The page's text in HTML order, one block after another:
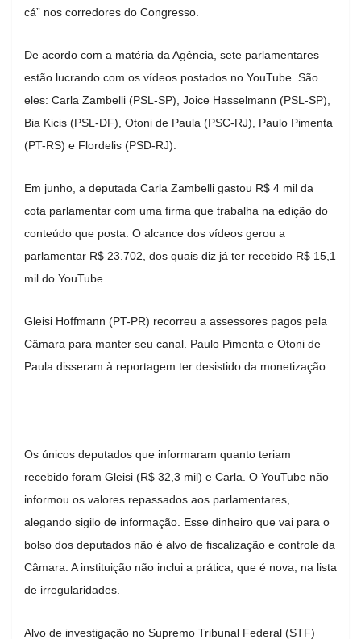
cá” nos corredores do Congresso.
De acordo com a matéria da Agência, sete parlamentares
estão lucrando com os vídeos postados no YouTube. São
eles: Carla Zambelli (PSL-SP), Joice Hasselmann (PSL-SP),
Bia Kicis (PSL-DF), Otoni de Paula (PSC-RJ), Paulo Pimenta
(PT-RS) e Flordelis (PSD-RJ).
Em junho, a deputada Carla Zambelli gastou R$ 4 mil da
cota parlamentar com uma firma que trabalha na edição do
conteúdo que posta. O alcance dos vídeos gerou a
parlamentar R$ 23.702, dos quais diz já ter recebido R$ 15,1
mil do YouTube.
Gleisi Hoffmann (PT-PR) recorreu a assessores pagos pela
Câmara para manter seu canal. Paulo Pimenta e Otoni de
Paula disseram à reportagem ter desistido da monetização.
Os únicos deputados que informaram quanto teriam
recebido foram Gleisi (R$ 32,3 mil) e Carla. O YouTube não
informou os valores repassados aos parlamentares,
alegando sigilo de informação. Esse dinheiro que vai para o
bolso dos deputados não é alvo de fiscalização e controle da
Câmara. A instituição não inclui a prática, que é nova, na lista
de irregularidades.
Alvo de investigação no Supremo Tribunal Federal (STF)